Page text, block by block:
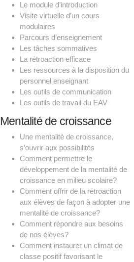
Le module d’introduction
Visite virtuelle d’un cours
modulaires
Parcours d’enseignement
Les tâches sommatives
La rétroaction efficace
Les ressources à la disposition du
personnel enseignant
Les outils de communication
Les outils de travail du EAV
Mentalité de croissance
Une mentalité de croissance,
s’ouvrir aux possibilités
Comment permettre le
développement de la mentalité de
croissance en milieu scolaire?
Comment offrir de la rétroaction
aux élèves de façon à adopter une
mentalité de croissance?
Comment répondre aux besoins
de nos élèves?
Comment instaurer un climat de
classe positif favorisant le